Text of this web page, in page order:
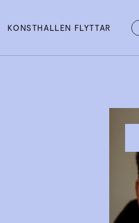
KONSTHALLEN FLYTTAR